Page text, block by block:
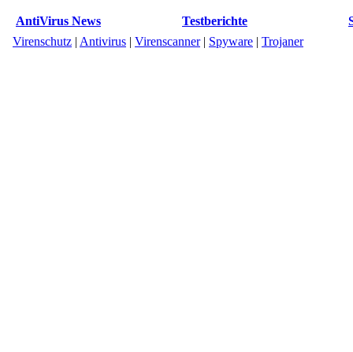
AntiVirus News Testberichte
Virenschutz | Antivirus | Virenscanner| Spyware | Trojaner